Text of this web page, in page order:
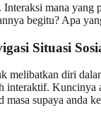
Interaksi mana yang
begitu? Apa
Situasi
melibatkan diri
interaktif. Kuncinya
masa supaya anda